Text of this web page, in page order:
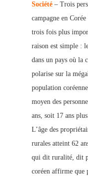
Société – Trois
campagne en
trois fois plus
raison est simple :
dans un pays où la
polarise sur la m
population
moyen des
ans, soit 17 ans
L’âge des
rurales atteint 62
qui dit ruralité, dit
coréen affirme que